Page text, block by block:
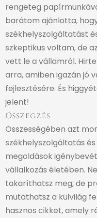
rengeteg
barátom ajánlotta,
székhelyszolgáltatást
szkeptikus voltam, de
vett le a vállamról.
arra, amiben igazán jó
fejlesztésére. És
jelent!
Összegzés
Összességében azt
székhelyszolgáltatás
megoldások
vállalkozás életében.
takaríthatsz meg, de
mutathatsz a külvilág
hasznos cikket, amely